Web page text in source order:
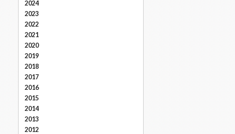
2024
2023
2022
2021
2020
2019
2018
2017
2016
2015
2014
2013
2012